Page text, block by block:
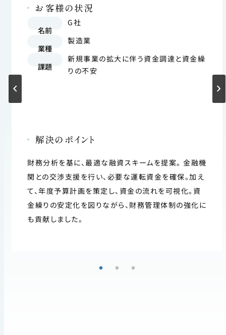
お客様の状況
名前
G社
業種
製造業
課題
新規事業の拡大に伴う資金調達と資金繰
りの不安
解決のポイント
財務分析を基に、最適な融資スキームを提案。 金融機
関との交渉支援を行い、必要な運転資金を確保。加え
て、年度予算計画を策定し、資金の流れを可視化。資
金繰りの安定化を図りながら、財務管理体制の強化に
も貢献しました。